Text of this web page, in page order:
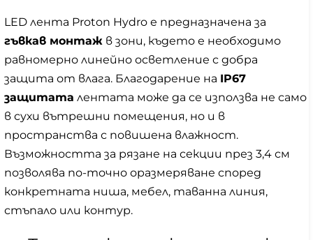
LED лента Proton Hydro е предназначена за
гъвкав монтаж в зони, където е необходимо
равномерно линейно осветление с добра
защита от влага. Благодарение на IP67
защитата лентата може да се използва не само
в сухи вътрешни помещения, но и в
пространства с повишена влажност.
Възможността за рязане на секции през 3,4 см
позволява по-точно оразмеряване според
конкретната ниша, мебел, таванна линия,
стъпало или контур.